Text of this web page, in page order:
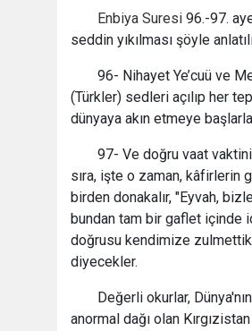
Enbiya Suresi 96.-97.
seddin yıkılması şöyle
96- Nihayet Ye’cuü ve
(Türkler) sedleri açılıp her
dünyaya akın etmeye
97- Ve doğru vaat
sıra, işte o zaman, kâfirlerin
birden donakalır, "Eyvah,
bundan tam bir gaflet içinde
doğrusu kendimize
diyecekler.
Değerli okurlar,
anormal dağı olan Kırgızistan